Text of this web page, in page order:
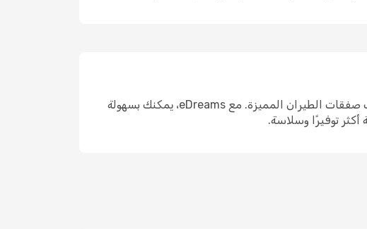
قبل أن تنطلق في رحلتك إلى شنغهاي، تذكر أن البحث المسبق والمرونة في مواعيد السفر يفتحان لك أبواب صفقات الطيران المميزة. مع eDreams، يمكنك بسهولة